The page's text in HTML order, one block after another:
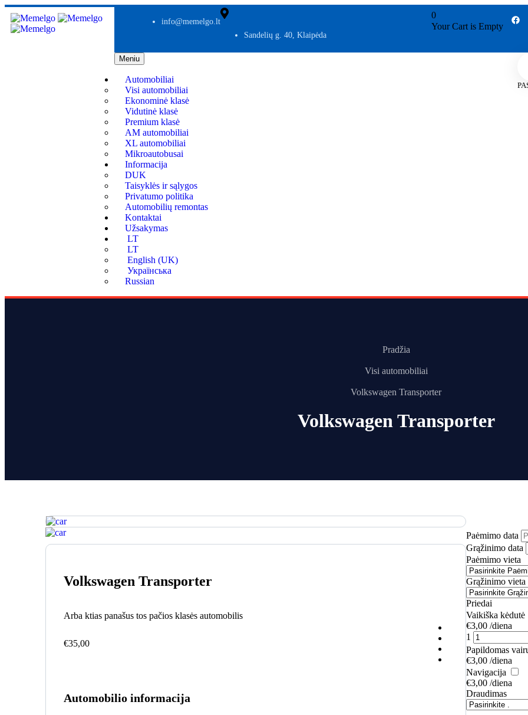
info@memelgo.lt
Sandelių g. 40, Klaipėda
0
Your Cart is Empty
Meniu
Automobiliai
Visi automobiliai
Ekonominė klasė
Vidutinė klasė
Premium klasė
AM automobiliai
XL automobiliai
Mikroautobusai
Informacija
DUK
Taisyklės ir sąlygos
Privatumo politika
Automobilių remontas
Kontaktai
Užsakymas
LT
LT
English (UK)
Українська
Russian
Pradžia
Visi automobiliai
Volkswagen Transporter
Volkswagen Transporter
Volkswagen Transporter
Arba ktias panašus tos pačios klasės automobilis
€35,00
Automobilio informacija
Paėmimo data
Grąžinimo data
Paėmimo vieta
Grąžinimo vieta
Priedai
Vaikiška kėdutė
€3,00 /diena
1
Papildomas
€3,00 /diena
Navigacija
€3,00 /diena
Draudimas